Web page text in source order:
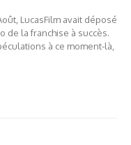
LucasFilm avait déposé
de la franchise à succès.
à ce moment-là,